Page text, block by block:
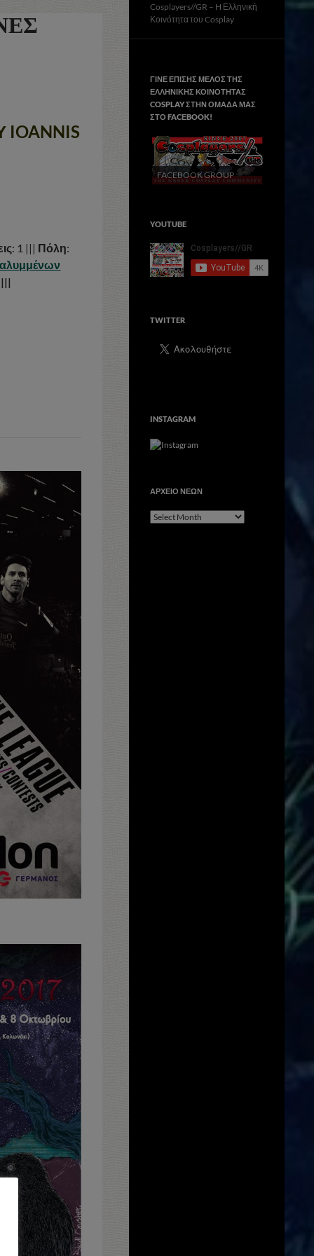
: 1 ||| Πόλη:
Cosplayers//GR – H Ελληνική
Κοινότητα του Cosplay
ΓΙΝΕ ΕΠΙΣΗΣ ΜΕΛΟΣ ΤΗΣ
ΕΛΛΗΝΙΚΗΣ ΚΟΙΝΟΤΗΤΑΣ
COSPLAY ΣΤΗΝ ΟΜΑΔΑ ΜΑΣ
ΣΤΟ FACΕBOOK!
FACEBOOK GROUP
YOUTUBE
TWITTER
INSTAGRAM
ΑΡΧΕΙΟ ΝΕΩΝ
ΑΡΧΕΙΟ